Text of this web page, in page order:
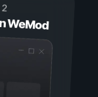
WeMod